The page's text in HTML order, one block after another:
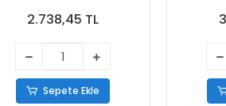
2.738,45 TL
Sepete Ekle